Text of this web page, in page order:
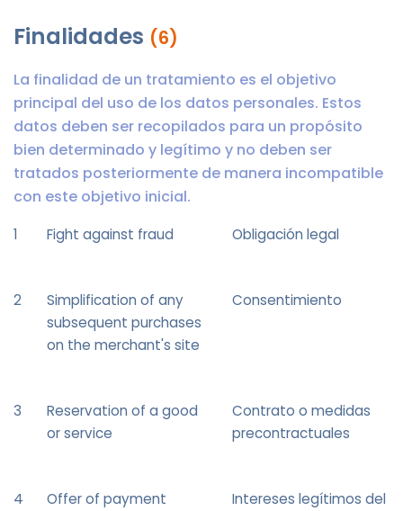
Finalidades (6)
La finalidad de un tratamiento es el objetivo
principal del uso de los datos personales. Estos
datos deben ser recopilados para un propósito
bien determinado y legítimo y no deben ser
tratados posteriormente de manera incompatible
con este objetivo inicial.
1 Fight against fraud Obligación legal
2
Simplification of any
subsequent purchases
on the merchant's site
Consentimiento
3
Reservation of a good
or service
Contrato o medidas
precontractuales
4
Offer of payment
Intereses legítimos del